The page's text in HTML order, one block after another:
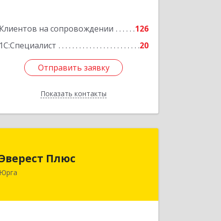
Клиентов на сопровождении
126
1С:Специалист
20
Отправить заявку
Показать контакты
Отправить заявку
Назад
Плюс
Юрга
652055, Кемеровская обл, Юрга г,
Подробнее